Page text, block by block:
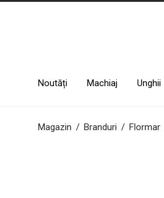
Noutăți Machiaj Unghii
Magazin / Branduri / Flormar